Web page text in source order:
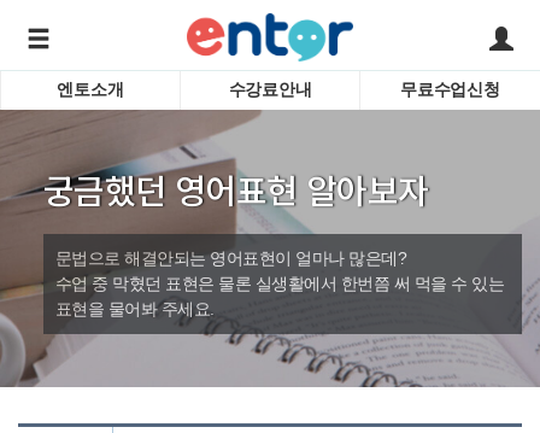
학습도우미 G1
바로가기
서비스안내
강사소개
회사소개
어린이
영자신
수업
엔토소개 수강료안내 무료수업신청
궁금했던 영어표현 알아보자
문법으로 해결안되는 영어표현이 얼마나 많은데?
수업 중 막혔던 표현은 물론 실생활에서 한번쯤 써 먹을 수 있는
표현을 물어봐 주세요.